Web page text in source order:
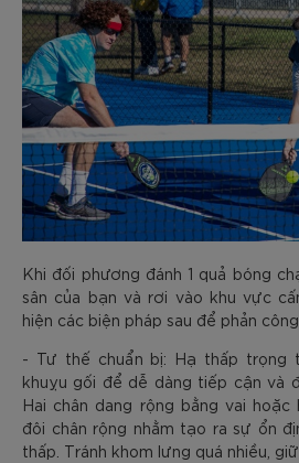
Khi đối phương đánh 1 quả bóng
sân của bạn và rơi vào khu vực
hiện các biện pháp sau để phản
- Tư thế chuẩn bị: Hạ thấp trọng
khuỵu gối để dễ dàng tiếp cận và
Hai chân dang rộng bằng vai
đôi chân rộng nhằm tạo ra sự ổn
thấp. Tránh khom lưng quá nhiều,